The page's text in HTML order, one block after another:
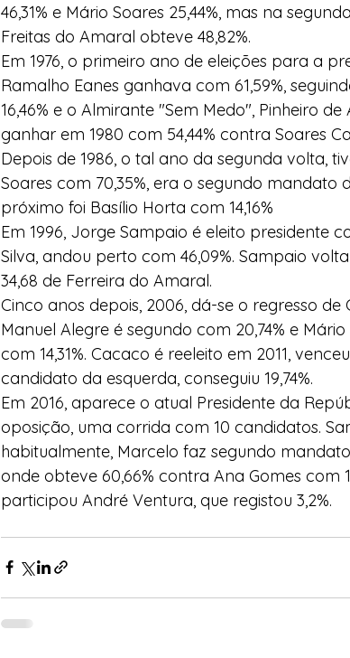
46,31% e Mário Soares 25,44%, mas na
Freitas do Amaral obteve 48,82%.
Em 1976, o primeiro ano de eleições para a
Ramalho Eanes ganhava com 61,59%,
16,46% e o Almirante "Sem Medo", Pinheiro
ganhar em 1980 com 54,44% contra Soares
Depois de 1986, o tal ano da segunda volta,
Soares com 70,35%, era o segundo mandato
próximo foi Basílio Horta com 14,16%
Em 1996, Jorge Sampaio é eleito presidente
Silva, andou perto com 46,09%. Sampaio
34,68 de Ferreira do Amaral.
Cinco anos depois, 2006, dá-se o regresso
Manuel Alegre é segundo com 20,74% e
com 14,31%. Cacaco é reeleito em 2011,
candidato da esquerda, conseguiu 19,74%.
Em 2016, aparece o atual Presidente da
oposição, uma corrida com 10 candidatos.
habitualmente, Marcelo faz segundo
onde obteve 60,66% contra Ana Gomes com
participou André Ventura, que registou 3,2%.